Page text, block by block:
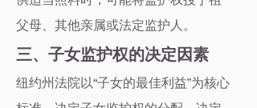
父母、其他亲属或法定监护人。
三、子女监护权的决定因素
纽约州法院以“子女的最佳利益”为核心